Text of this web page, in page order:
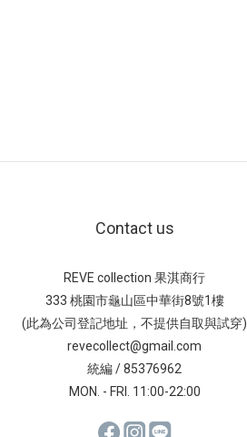
Contact us
REVE collection 果淇商行
333 桃園市龜山區中華街8號1樓
(此為公司登記地址，不提供自取與試穿)
revecollect@gmail.com
統編 / 85376962
MON. - FRI. 11:00-22:00